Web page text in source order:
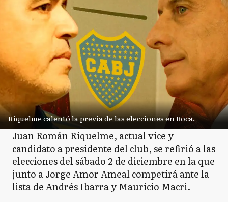
Riquelme calentó la previa de las elecciones en Boca.
Juan Román Riquelme, actual vice y
candidato a presidente del club, se refirió a las
elecciones del sábado 2 de diciembre en la que
junto a Jorge Amor Ameal competirá ante la
lista de Andrés Ibarra y Mauricio Macri.